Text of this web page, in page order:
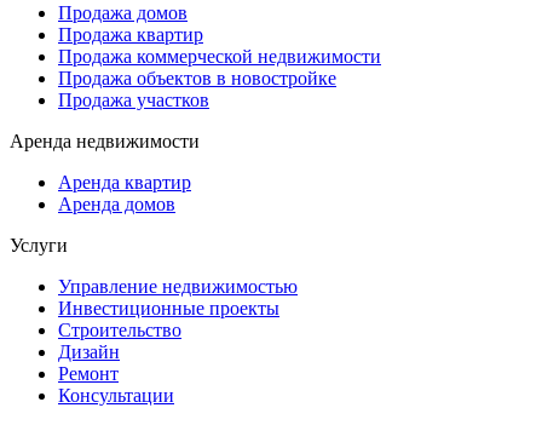
Продажа домов
Продажа квартир
Продажа коммерческой недвижимости
Продажа объектов в новостройке
Продажа участков
Аренда недвижимости
Аренда квартир
Аренда домов
Услуги
Управление недвижимостью
Инвестиционные проекты
Строительство
Дизайн
Ремонт
Консультации